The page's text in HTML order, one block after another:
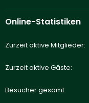
Online-Statistiken
Zurzeit aktive Mitglieder
Zurzeit aktive Gäste
Besucher gesamt